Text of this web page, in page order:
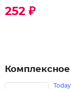
252 ₽